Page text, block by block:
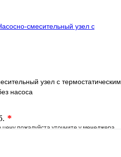
узел с термостатическим
насоса
*
цену пожалуйста уточните у менеджера